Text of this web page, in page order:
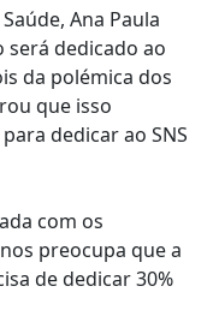
Ana Paula
será dedicado ao
da polémica dos
que isso
dedicar ao SNS
com os
preocupa que a
de dedicar 30%